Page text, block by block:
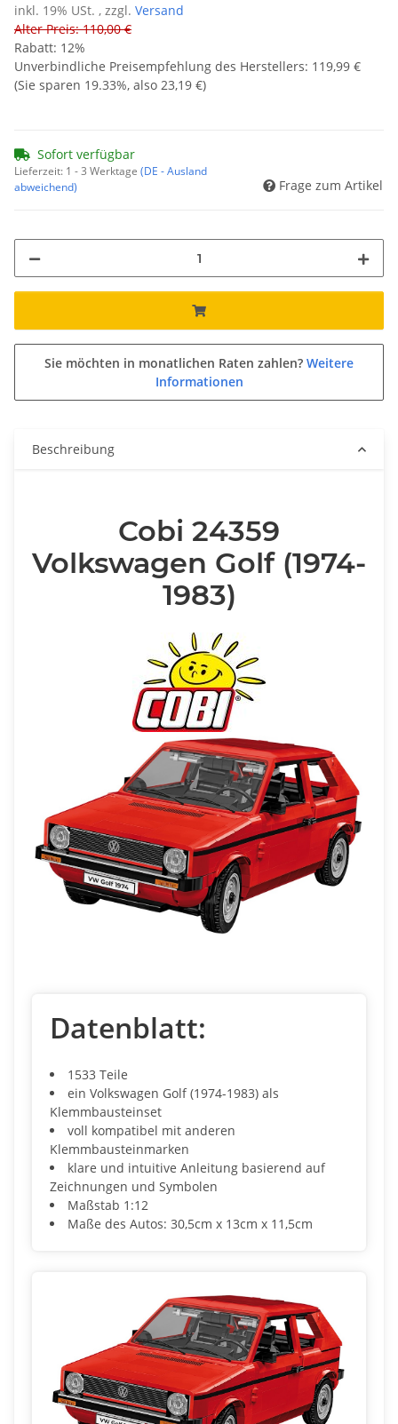
inkl. 19% USt. , zzgl. Versand
Alter Preis: 110,00 €
Rabatt: 12%
Unverbindliche Preisempfehlung des Herstellers: 119,99 €
(Sie sparen 19.33%, also 23,19 €)
Sofort verfügbar
Lieferzeit: 1 - 3 Werktage (DE - Ausland
abweichend)
Frage zum Artikel
Sie möchten in monatlichen Raten zahlen? Weitere
Informationen
Beschreibung
Cobi 24359
Volkswagen Golf (1974-
1983)
Datenblatt:
1533 Teile
ein Volkswagen Golf (1974-1983) als
Klemmbausteinset
voll kompatibel mit anderen
Klemmbausteinmarken
klare und intuitive Anleitung basierend auf
Zeichnungen und Symbolen
Maßstab 1:12
Maße des Autos: 30,5cm x 13cm x 11,5cm